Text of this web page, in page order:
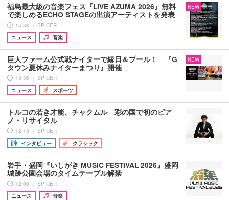
福島最大級の音楽フェス『LIVE AZUMA 2026』無料
で楽しめるECHO STAGEの出演アーティストを発表
15:38 ｜ SPICER
ニュース
音楽
NEW
巨人ファーム公式戦ナイターで縁日＆プール！ 『G
タウン夏休みナイターまつり』開催
13:36 ｜ SPICER
ニュース
スポーツ
NEW
トルコの若き才能、チャクムル 彩の国で初のピア
ノ・リサイタル
12:18 ｜ SPICER
インタビュー
クラシック
岩手・盛岡『いしがき MUSIC FESTIVAL 2026』盛岡
城跡公園会場のタイムテーブル解禁
12:00 ｜ SPICER
ニュース
音楽